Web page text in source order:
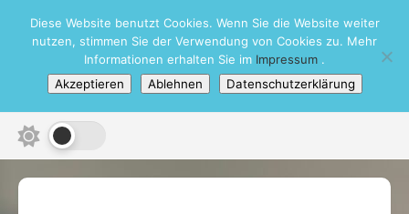
content
Schachbezirk Heidelberg e.V.
Diese Website benutzt Cookies. Wenn Sie die Website weiter
nutzen, stimmen Sie der Verwendung von Cookies zu. Mehr
Informationen erhalten Sie im Impressum .
Akzeptieren
Ablehnen Datenschutzerklärung